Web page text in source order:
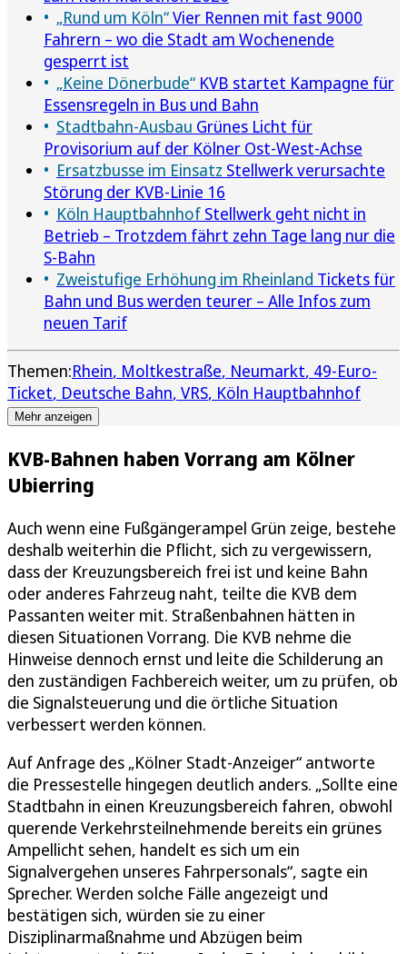
„Rund um Köln“Vier Rennen mit fast 9000
Fahrern – wo die Stadt am Wochenende
gesperrt ist
„Keine Dönerbude“ KVB startet Kampagne für
Essensregeln in Bus und Bahn
Stadtbahn-Ausbau Grünes Licht für
Provisorium auf der Kölner Ost-West-Achse
Ersatzbusse im Einsatz Stellwerk verursachte
Störung der KVB-Linie 16
Köln Hauptbahnhof Stellwerk geht nicht in
Betrieb – Trotzdem fährt zehn Tage lang nur die
S-Bahn
Zweistufige Erhöhung im Rheinland Tickets für
Bahn und Bus werden teurer – Alle Infos zum
neuen Tarif
Themen:Rhein Moltkestraße Neumarkt 49-Euro-
Ticket Deutsche Bahn VRS Köln Hauptbahnhof
Mehr anzeigen
KVB-Bahnen haben Vorrang am Kölner
Ubierring
Auch wenn eine Fußgängerampel Grün zeige, bestehe
deshalb weiterhin die Pflicht, sich zu vergewissern,
dass der Kreuzungsbereich frei ist und keine Bahn
oder anderes Fahrzeug naht, teilte die KVB dem
Passanten weiter mit. Straßenbahnen hätten in
diesen Situationen Vorrang. Die KVB nehme die
Hinweise dennoch ernst und leite die Schilderung an
den zuständigen Fachbereich weiter, um zu prüfen, ob
die Signalsteuerung und die örtliche Situation
verbessert werden können.
Auf Anfrage des „Kölner Stadt-Anzeiger“ antworte
die Pressestelle hingegen deutlich anders. „Sollte eine
Stadtbahn in einen Kreuzungsbereich fahren, obwohl
querende Verkehrsteilnehmende bereits ein grünes
Ampellicht sehen, handelt es sich um ein
Signalvergehen unseres Fahrpersonals“, sagte ein
Sprecher. Werden solche Fälle angezeigt und
bestätigen sich, würden sie zu einer
Disziplinarmaßnahme und Abzügen beim